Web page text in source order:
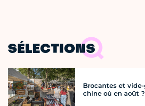
SÉLECTIONS
Brocantes et
chine où en août ?